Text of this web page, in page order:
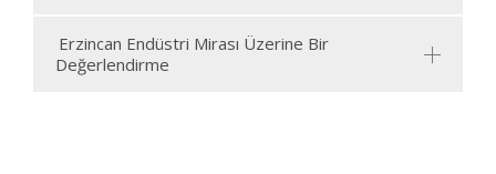
Erzincan Endüstri Mirası Üzerine Bir
Değerlendirme